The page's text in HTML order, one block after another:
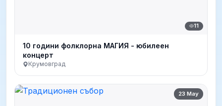
11
10 години фолклорна МАГИЯ - юбилеен
концерт
Крумовград
23 May